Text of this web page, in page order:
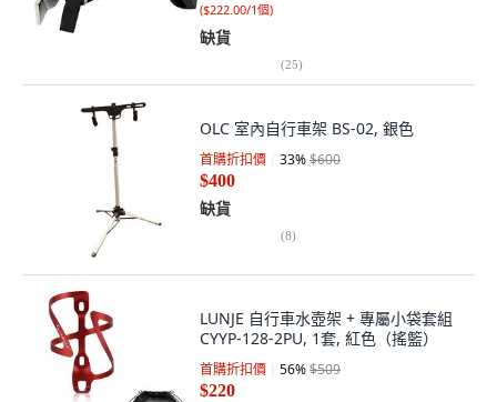
($222.00/1個)
缺貨
(25)
OLC 室內自行車架 BS-02, 銀色
首購折扣價 33%$600
$400
缺貨
(8)
LUNJE 自行車水壺架 + 專屬小袋套組
CYYP-128-2PU, 1套, 紅色（搖籃）
首購折扣價 56%$509
$220